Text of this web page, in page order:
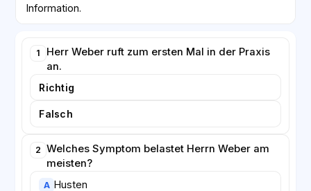
Information.
1
Herr Weber ruft zum ersten Mal in der Praxis
an.
Richtig
Falsch
2
Welches Symptom belastet Herrn Weber am
meisten?
A Husten